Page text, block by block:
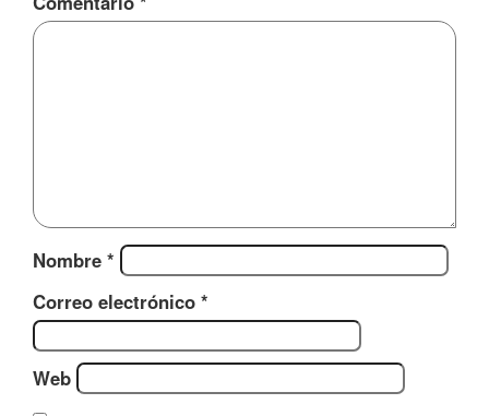
Nombre *
Correo electrónico *
Web